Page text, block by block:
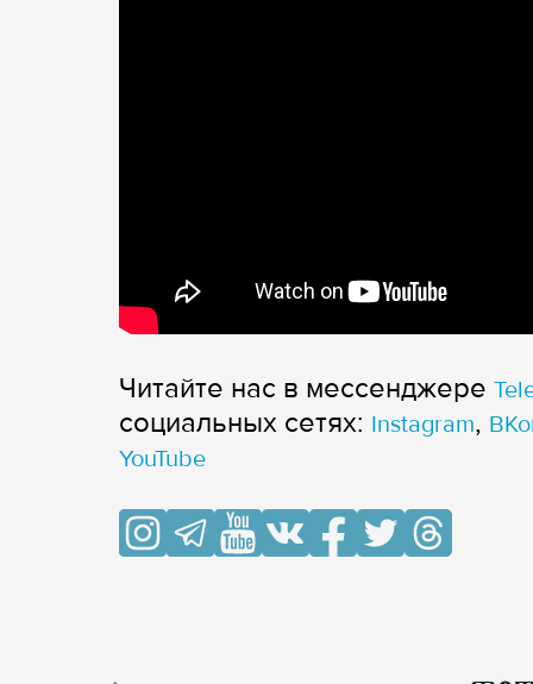
Читайте нас в мессенджере
cоциальных сетях: Instagram,
YouTube